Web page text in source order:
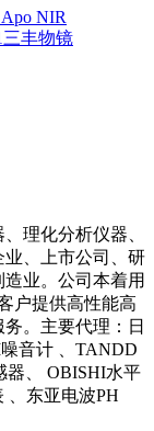
理化分析仪器、
业、上市公司、研
业。公司本着用
户提供高性能高
。主要代理：日
音计 、TANDD
器、 OBISHI水平
、东亚电波PH